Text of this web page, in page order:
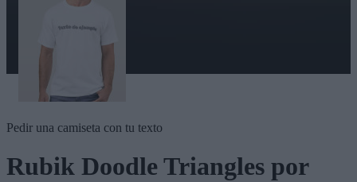
Pedir una camiseta con tu texto
Rubik Doodle Triangles por